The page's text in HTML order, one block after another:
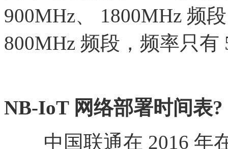
900MHz、 1800MHz 频
800MHz 频段，频率只有
NB-IoT 网络部署时间表?
中国联通在 2016 年